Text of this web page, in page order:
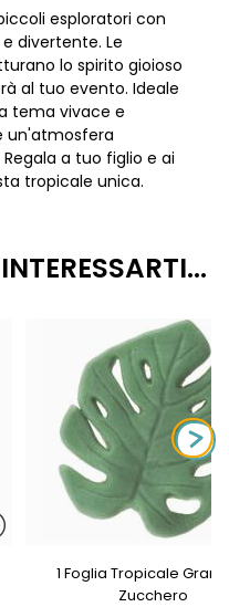
esploratori con
divertente. Le
lo spirito gioioso
al tuo evento. Ideale
tema vivace e
un'atmosfera
a tuo figlio e ai
tropicale unica.
1 Foglia Tropicale
Zucchero